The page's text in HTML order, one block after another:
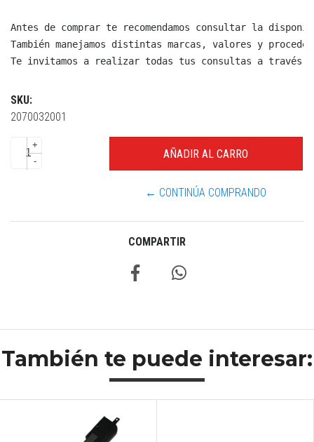
Antes de comprar te recomendamos consultar la
También manejamos distintas marcas, valores y
Te invitamos a realizar todas tus consultas a través
SKU:
2070032001
+
-
← CONTINÚA COMPRANDO
COMPARTIR
También te puede interesar: